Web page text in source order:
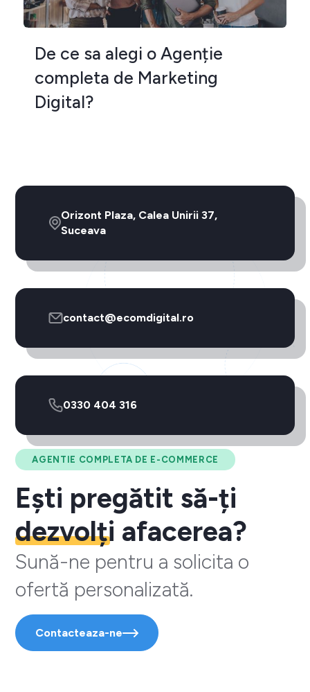
De ce sa alegi o Agenție
completa de Marketing
Digital?
AGENTIE COMPLETA DE E-COMMERCE
Ești pregătit să-ți
dezvolți afacerea?
Sună-ne pentru a solicita o
ofertă personalizată.
Contacteaza-ne
Orizont Plaza, Calea Unirii 37,
Suceava
contact@ecomdigital.ro
0330 404 316